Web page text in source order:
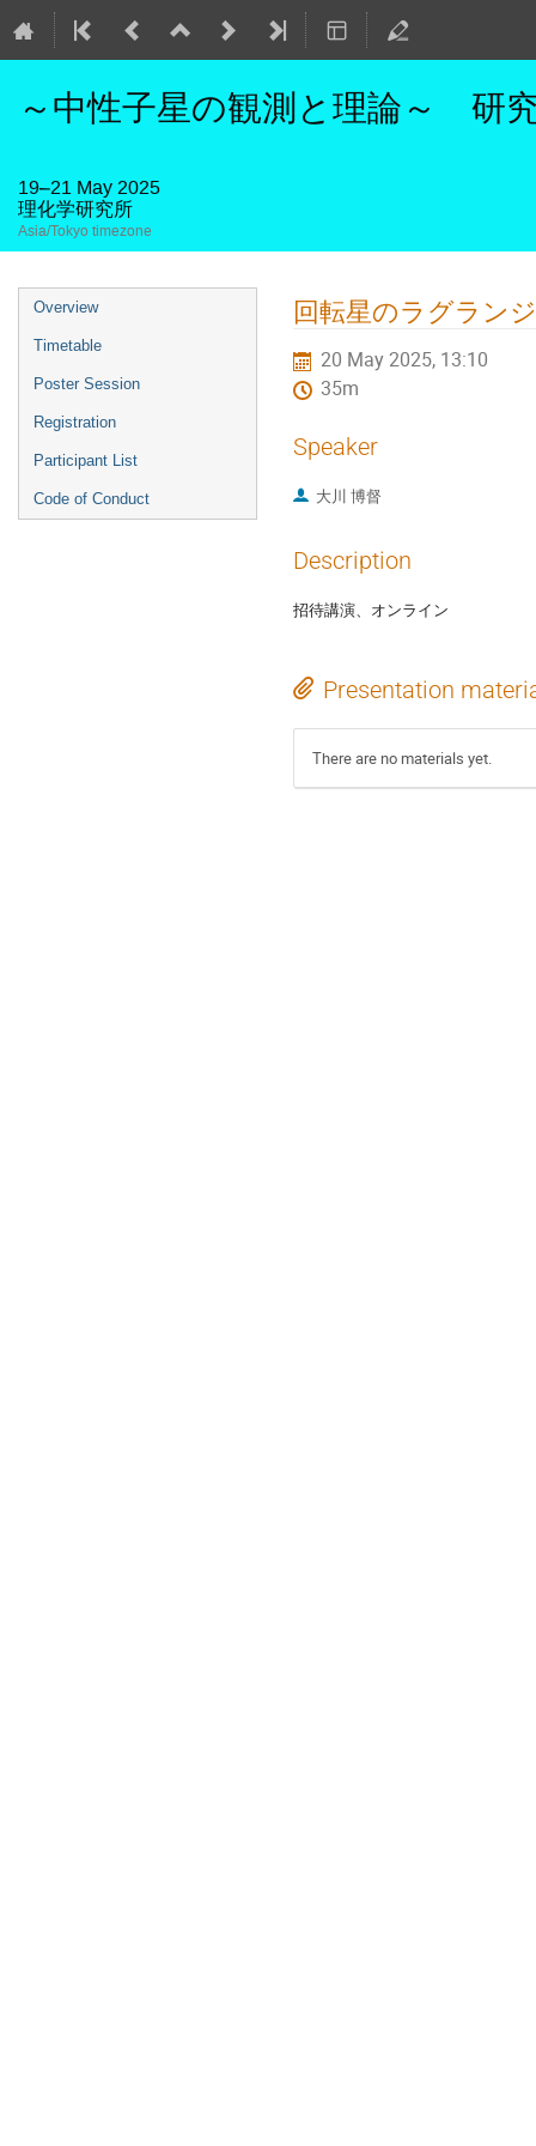
～中性子星の観測と理論～ 研
19–21 May 2025
理化学研究所
Asia/Tokyo timezone
Event
menu
Overview
Timetable
Poster Session
Registration
Participant List
Code of Conduct
回転星のラグラン
20 May 2025, 13:10
35m
Speaker
大川 博督
Description
招待講演、オンライン
Presentation
There are no materials yet.